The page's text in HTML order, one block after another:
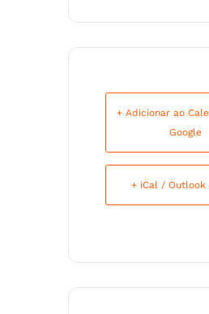
+ Adicionar ao
Google
+ iCal / Outlook